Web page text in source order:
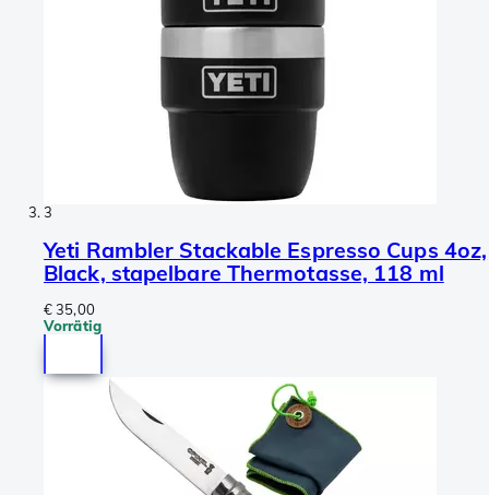
3
Yeti Rambler Stackable Espresso Cups 4oz,
Black, stapelbare Thermotasse, 118 ml
€ 35,00
Vorrätig